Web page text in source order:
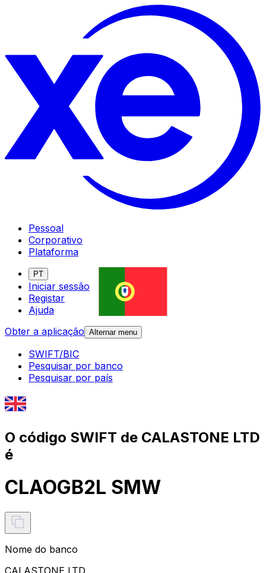
Pessoal
Corporativo
Plataforma
PT
Iniciar sessão
Registar
Ajuda
Obter a aplicação Alternar menu
SWIFT/BIC
Pesquisar por banco
Pesquisar por país
O código SWIFT de CALASTONE LTD
é
CLAOGB2L SMW
Nome do banco
CALASTONE LTD